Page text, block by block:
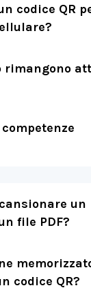
codice QR
rimangono
un
file PDF?
codice QR?